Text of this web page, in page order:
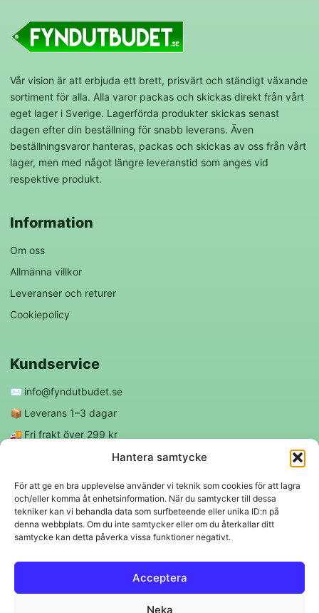
Hantera samtycke
För att ge en bra upplevelse använder vi teknik som cookies för att lagra
och/eller komma åt enhetsinformation. När du samtycker till dessa
tekniker kan vi behandla data som surfbeteende eller unika ID:n på
denna webbplats. Om du inte samtycker eller om du återkallar ditt
samtycke kan detta påverka vissa funktioner negativt.
Acceptera
Neka
Vår vision är att erbjuda ett brett, prisvärt och ständigt växande
sortiment för alla. Alla varor packas och skickas direkt från vårt
eget lager i Sverige. Lagerförda produkter skickas senast
dagen efter din beställning för snabb leverans. Även
beställningsvaror hanteras, packas och skickas av oss från vårt
lager, men med något längre leveranstid som anges vid
respektive produkt.
Information
Om oss
Allmänna villkor
Leveranser och returer
Cookiepolicy
Kundservice
✉️ info@fyndutbudet.se
📦 Leverans 1–3 dagar
🚚 Fri frakt över 299 kr
Följ oss
f ◎